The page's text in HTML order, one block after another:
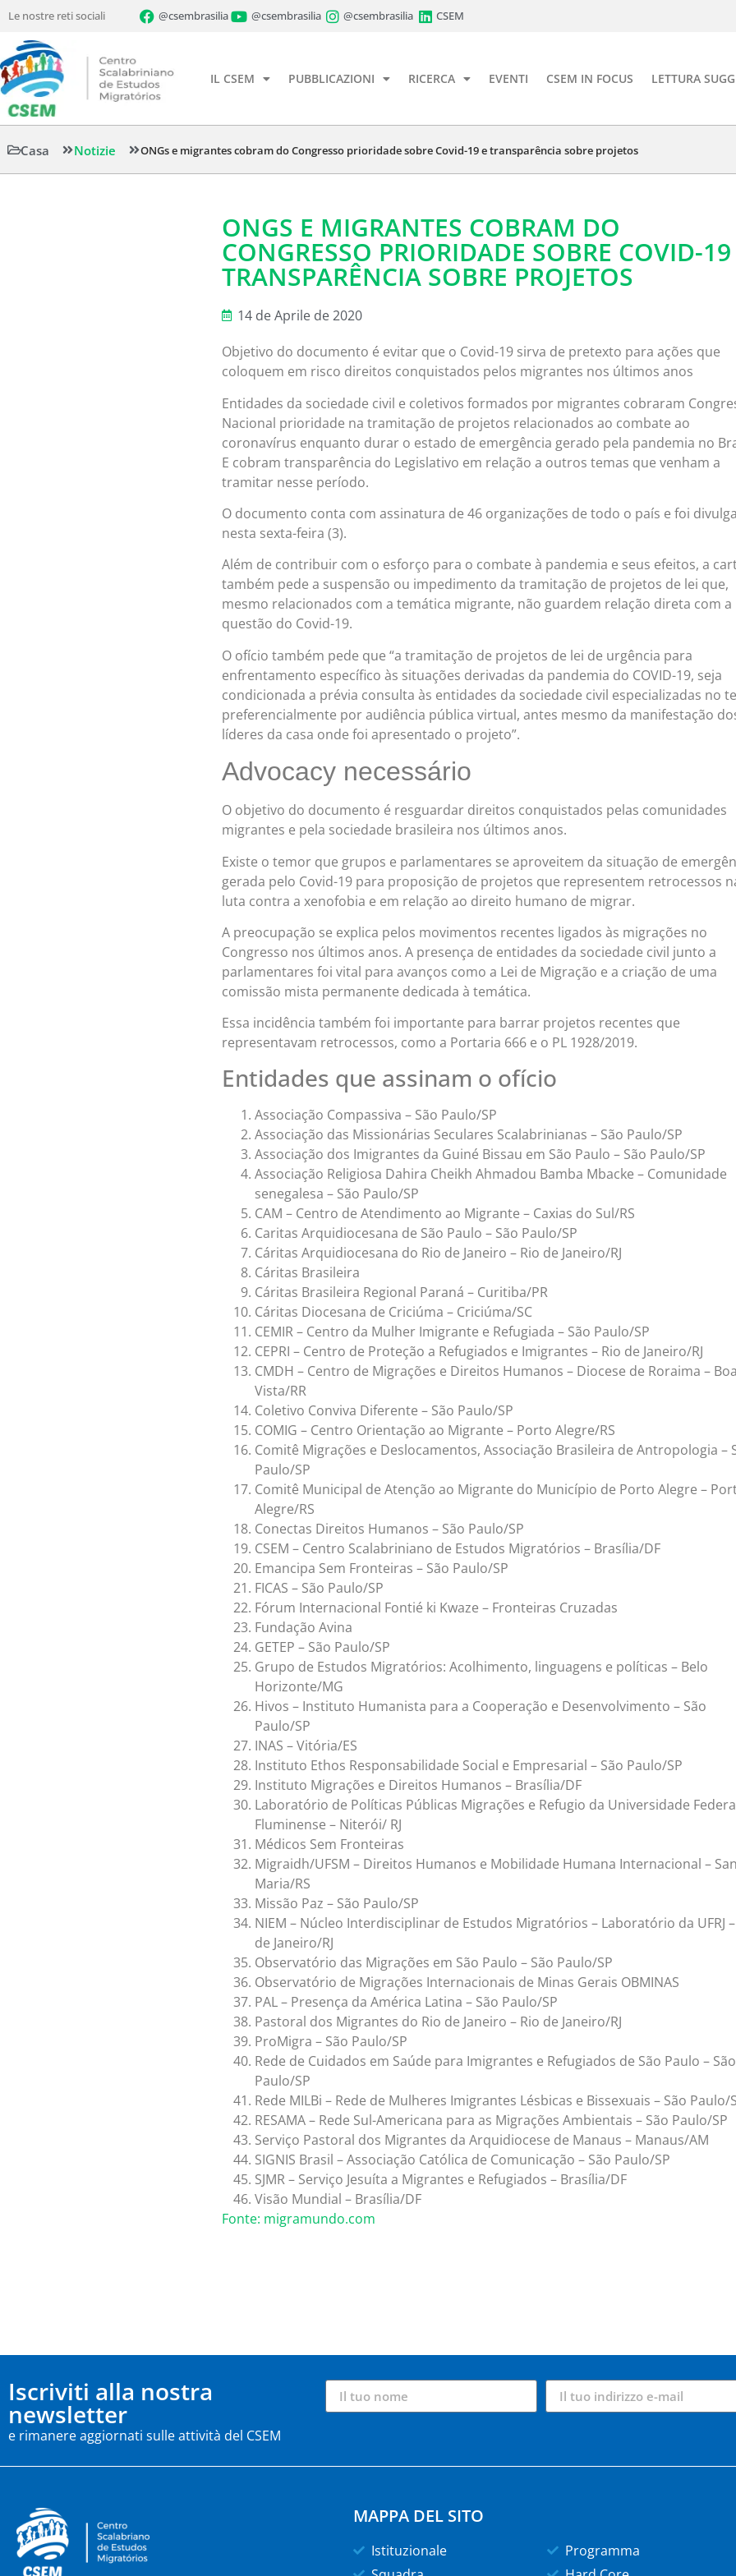
Le nostre reti sociali @csembrasilia @csembrasilia @csembrasilia CSEM
IL CSEM PUBBLICAZIONI RICERCA EVENTI CSEM IN FOCUS LETTURA
Casa Notizie ONGs e migrantes cobram do Congresso prioridade sobre Covid-19 e transparência sobre projetos
ONGS E MIGRANTES COBRAM DO
CONGRESSO PRIORIDADE SOBRE COVID-19
TRANSPARÊNCIA SOBRE PROJETOS
14 de Aprile de 2020
Objetivo do documento é evitar que o Covid-19 sirva de pretexto para ações que
coloquem em risco direitos conquistados pelos migrantes nos últimos anos
Entidades da sociedade civil e coletivos formados por migrantes cobraram
Nacional prioridade na tramitação de projetos relacionados ao combate ao
coronavírus enquanto durar o estado de emergência gerado pela pandemia no
E cobram transparência do Legislativo em relação a outros temas que venham a
tramitar nesse período.
O documento conta com assinatura de 46 organizações de todo o país e foi
nesta sexta-feira (3).
Além de contribuir com o esforço para o combate à pandemia e seus efeitos, a
também pede a suspensão ou impedimento da tramitação de projetos de lei que,
mesmo relacionados com a temática migrante, não guardem relação direta com a
questão do Covid-19.
O ofício também pede que “a tramitação de projetos de lei de urgência para
enfrentamento específico às situações derivadas da pandemia do COVID-19, seja
condicionada a prévia consulta às entidades da sociedade civil especializadas no
preferencialmente por audiência pública virtual, antes mesmo da manifestação
líderes da casa onde foi apresentado o projeto”.
Advocacy necessário
O objetivo do documento é resguardar direitos conquistados pelas comunidades
migrantes e pela sociedade brasileira nos últimos anos.
Existe o temor que grupos e parlamentares se aproveitem da situação de
gerada pelo Covid-19 para proposição de projetos que representem retrocessos
luta contra a xenofobia e em relação ao direito humano de migrar.
A preocupação se explica pelos movimentos recentes ligados às migrações no
Congresso nos últimos anos. A presença de entidades da sociedade civil junto a
parlamentares foi vital para avanços como a Lei de Migração e a criação de uma
comissão mista permanente dedicada à temática.
Essa incidência também foi importante para barrar projetos recentes que
representavam retrocessos, como a Portaria 666 e o PL 1928/2019.
Entidades que assinam o ofício
Associação Compassiva – São Paulo/SP
Associação das Missionárias Seculares Scalabrinianas – São Paulo/SP
Associação dos Imigrantes da Guiné Bissau em São Paulo – São Paulo/SP
Associação Religiosa Dahira Cheikh Ahmadou Bamba Mbacke – Comunidade
senegalesa – São Paulo/SP
CAM – Centro de Atendimento ao Migrante – Caxias do Sul/RS
Caritas Arquidiocesana de São Paulo – São Paulo/SP
Cáritas Arquidiocesana do Rio de Janeiro – Rio de Janeiro/RJ
Cáritas Brasileira
Cáritas Brasileira Regional Paraná – Curitiba/PR
Cáritas Diocesana de Criciúma – Criciúma/SC
CEMIR – Centro da Mulher Imigrante e Refugiada – São Paulo/SP
CEPRI – Centro de Proteção a Refugiados e Imigrantes – Rio de Janeiro/RJ
CMDH – Centro de Migrações e Direitos Humanos – Diocese de Roraima –
Vista/RR
Coletivo Conviva Diferente – São Paulo/SP
COMIG – Centro Orientação ao Migrante – Porto Alegre/RS
Comitê Migrações e Deslocamentos, Associação Brasileira de Antropologia –
Paulo/SP
Comitê Municipal de Atenção ao Migrante do Município de Porto Alegre –
Alegre/RS
Conectas Direitos Humanos – São Paulo/SP
CSEM – Centro Scalabriniano de Estudos Migratórios – Brasília/DF
Emancipa Sem Fronteiras – São Paulo/SP
FICAS – São Paulo/SP
Fórum Internacional Fontié ki Kwaze – Fronteiras Cruzadas
Fundação Avina
GETEP – São Paulo/SP
Grupo de Estudos Migratórios: Acolhimento, linguagens e políticas – Belo
Horizonte/MG
Hivos – Instituto Humanista para a Cooperação e Desenvolvimento – São
Paulo/SP
INAS – Vitória/ES
Instituto Ethos Responsabilidade Social e Empresarial – São Paulo/SP
Instituto Migrações e Direitos Humanos – Brasília/DF
Laboratório de Políticas Públicas Migrações e Refugio da Universidade
Fluminense – Niterói/ RJ
Médicos Sem Fronteiras
Migraidh/UFSM – Direitos Humanos e Mobilidade Humana Internacional –
Maria/RS
Missão Paz – São Paulo/SP
NIEM – Núcleo Interdisciplinar de Estudos Migratórios – Laboratório da UFRJ
de Janeiro/RJ
Observatório das Migrações em São Paulo – São Paulo/SP
Observatório de Migrações Internacionais de Minas Gerais OBMINAS
PAL – Presença da América Latina – São Paulo/SP
Pastoral dos Migrantes do Rio de Janeiro – Rio de Janeiro/RJ
ProMigra – São Paulo/SP
Rede de Cuidados em Saúde para Imigrantes e Refugiados de São Paulo – São
Paulo/SP
Rede MILBi – Rede de Mulheres Imigrantes Lésbicas e Bissexuais – São Paulo/
RESAMA – Rede Sul-Americana para as Migrações Ambientais – São Paulo/SP
Serviço Pastoral dos Migrantes da Arquidiocese de Manaus – Manaus/AM
SIGNIS Brasil – Associação Católica de Comunicação – São Paulo/SP
SJMR – Serviço Jesuíta a Migrantes e Refugiados – Brasília/DF
Visão Mundial – Brasília/DF
Fonte: migramundo.com
Iscriviti alla nostra
newsletter
e rimanere aggiornati sulle attività del CSEM
MAPPA DEL SITO
Istituzionale
Programma